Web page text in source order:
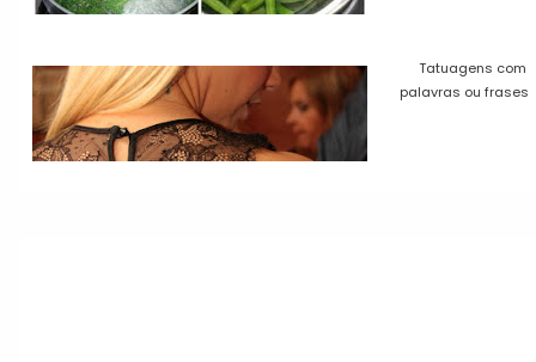
Tatuagens com
palavras ou frases